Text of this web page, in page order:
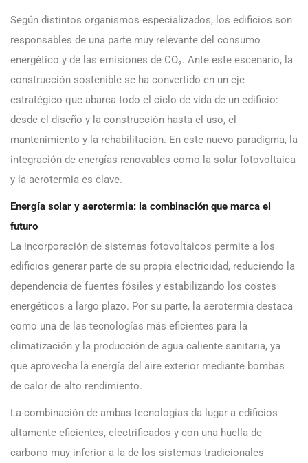
Según distintos organismos especializados, los edificios son
responsables de una parte muy relevante del consumo
energético y de las emisiones de CO₂. Ante este escenario, la
construcción sostenible se ha convertido en un eje
estratégico que abarca todo el ciclo de vida de un edificio:
desde el diseño y la construcción hasta el uso, el
mantenimiento y la rehabilitación. En este nuevo paradigma, la
integración de energías renovables como la solar fotovoltaica
y la aerotermia es clave.
Energía solar y aerotermia: la combinación que marca el
futuro
La incorporación de sistemas fotovoltaicos permite a los
edificios generar parte de su propia electricidad, reduciendo la
dependencia de fuentes fósiles y estabilizando los costes
energéticos a largo plazo. Por su parte, la aerotermia destaca
como una de las tecnologías más eficientes para la
climatización y la producción de agua caliente sanitaria, ya
que aprovecha la energía del aire exterior mediante bombas
de calor de alto rendimiento.
La combinación de ambas tecnologías da lugar a edificios
altamente eficientes, electrificados y con una huella de
carbono muy inferior a la de los sistemas tradicionales